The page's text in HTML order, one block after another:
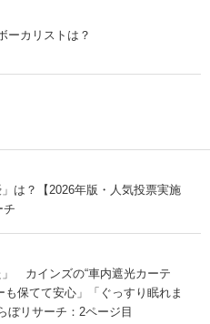
ーカリストは？
は？【2026年版・人気投票実施
チ
」 カインズの“車内遮光カーテ
保てて安心」「ぐっすり眠れま
ぼリサーチ：2ページ目